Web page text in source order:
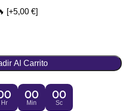
[+5,00 €]
Al Carrito
Hr
00
Min
00
Sc